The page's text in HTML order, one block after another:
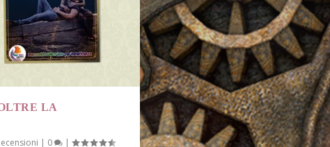
LA
| 0 |